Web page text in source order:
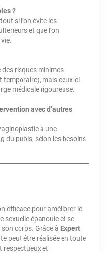
?
si l’on évite les
et que l’on
risques minimes
temporaire), mais ceux-ci
médicale rigoureuse.
avec d’autres
à une
du pubis, selon les besoins
efficace pour améliorer le
sexuelle épanouie et se
corps. Grâce à Expert
peut être réalisée en toute
respectueux et